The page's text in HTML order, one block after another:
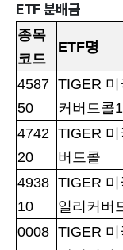
ETF 분배금
종목
코드
ETF명
4587
50
TIGER
커버드콜
4742
20
TIGER 미
버드콜
4938
10
TIGER 미
일리커버
0008 TIGER